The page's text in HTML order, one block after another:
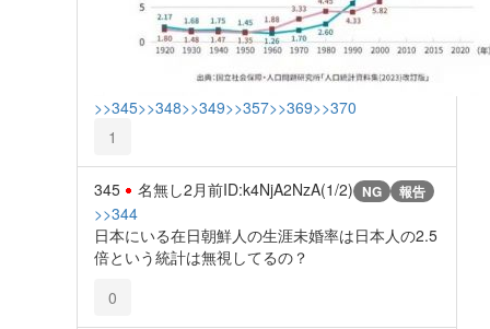
>>345>>348>>349>>357>>369>>370
1
345 名無し2月前ID:k4NjA2NzA(1/2) NG 報告
>>344
日本にいる在日朝鮮人の生涯未婚率は日本人の2.5
倍という統計は無視してるの？
0